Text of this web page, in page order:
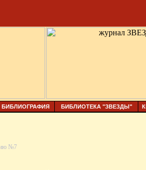
БИБЛИОГРАФИЯ БИБЛИОТЕКА "ЗВЕЗДЫ"
№7